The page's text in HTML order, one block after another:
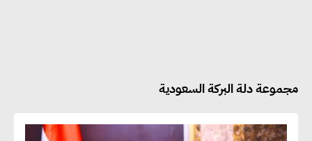
مجموعة دلة البركة السعودية